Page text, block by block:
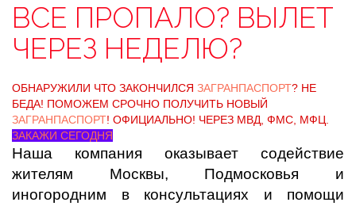
ВСЕ ПРОПАЛО? ВЫЛЕТ
ЧЕРЕЗ НЕДЕЛЮ?
ОБНАРУЖИЛИ ЧТО ЗАКОНЧИЛСЯ ЗАГРАНПАСПОРТ? НЕ
БЕДА! ПОМОЖЕМ СРОЧНО ПОЛУЧИТЬ НОВЫЙ
ЗАГРАНПАСПОРТ! ОФИЦИАЛЬНО! ЧЕРЕЗ МВД, ФМС, МФЦ.
ЗАКАЖИ СЕГОДНЯ
Наша компания оказывает содействие
жителям Москвы, Подмосковья и
иногородним в консультациях и помощи